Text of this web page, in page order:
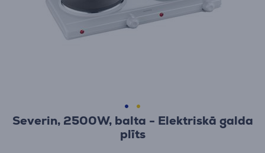
Severin, 2500W, balta - Elektriskā galda
plīts